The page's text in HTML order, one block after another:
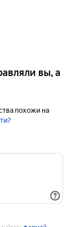
вы, а
похожи на